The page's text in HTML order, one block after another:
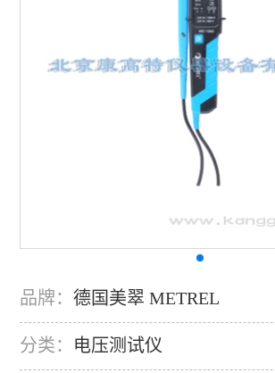
品牌：德国美翠 METREL
分类： 电压测试仪